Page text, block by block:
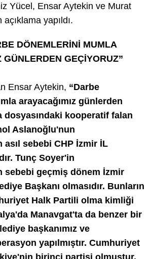
Yücel, Ensar Aytekin ve Murat
yapıldı.
DÖNEMLERİNİ MUMLA
GÜNLERDEN GEÇİYORUZ”
Ensar Aytekin, “Darbe
arayacağımız günlerden
dosyasındaki kooperatif falan
Aslanoğlu'nun
asıl sebebi CHP İzmir İL
Tunç Soyer'in
sebebi geçmiş dönem İzmir
Başkanı olmasıdır. Bunların
Halk Partili olma kimliği
Manavgat'ta da benzer bir
başkanımız ve
yapılmıştır. Cumhuriyet
birinci partisi olmuştur,